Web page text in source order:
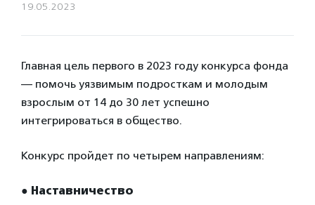
19.05.2023
Главная цель первого в 2023 году конкурса фонда
— помочь уязвимым подросткам и молодым
взрослым от 14 до 30 лет успешно
интегрироваться в общество.
Конкурс пройдет по четырем направлениям:
● Наставничество